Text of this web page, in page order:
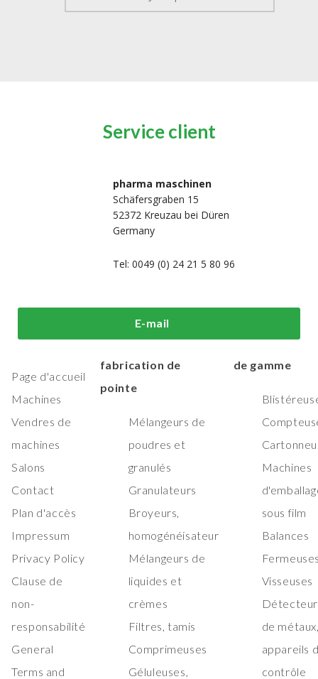
Service client
pharma maschinen
Schäfersgraben 15
52372 Kreuzau bei Düren
Germany
Tel: 0049 (0) 24 21 5 80 96
E-mail
Page d'accueil
Machines
Vendres de
machines
Salons
Contact
Plan d'accès
Impressum
Privacy Policy
Clause de
non-
responsabilité
General
Terms and
Machines de
traitement et de
fabrication de
pointe
Mélangeurs de
poudres et
granulés
Granulateurs
Broyeurs,
homogénéisateur
Mélangeurs de
liquides et
crèmes
Filtres, tamis
Comprimeuses
Géluleuses,
d'emballage
de gamme
Machines
sous film
Balances
Visseuses
de
appareils
contrôle